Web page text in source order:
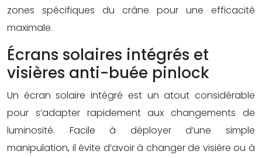
zones spécifiques du crâne pour une efficacité
maximale.
Écrans solaires intégrés et
visières anti-buée pinlock
Un écran solaire intégré est un atout considérable
pour s’adapter rapidement aux changements de
luminosité. Facile à déployer d’une simple
manipulation, il évite d’avoir à changer de visière ou à